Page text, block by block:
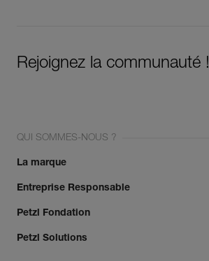
Rejoignez la communauté !
QUI SOMMES-NOUS ?
La marque
Entreprise Responsable
Petzl Fondation
Petzl Solutions